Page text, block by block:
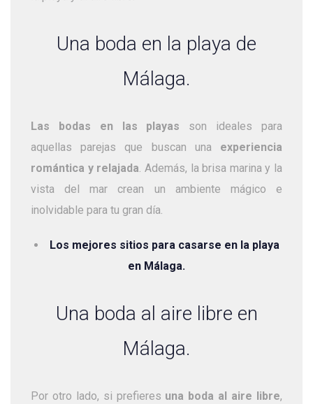
Una boda en la playa de
Málaga.
Las bodas en las playas son ideales para
aquellas parejas que buscan una experiencia
romántica y relajada. Además, la brisa marina y la
vista del mar crean un ambiente mágico e
inolvidable para tu gran día.
Los mejores sitios para casarse en la playa
en Málaga.
Una boda al aire libre en
Málaga.
Por otro lado, si prefieres una boda al aire libre,